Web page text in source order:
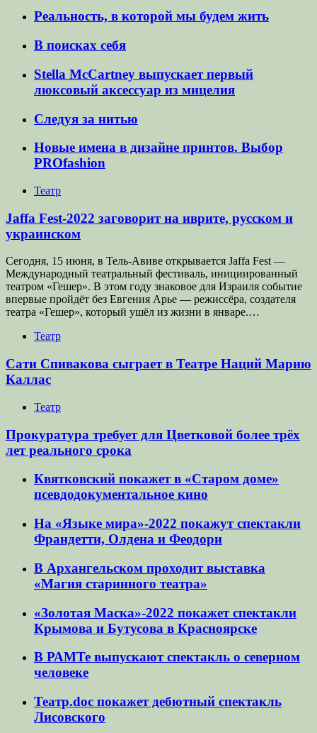
Реальность, в которой мы будем жить
В поисках себя
Stella McCartney выпускает первый
люксовый аксессуар из мицелия
Следуя за нитью
Новые имена в дизайне принтов. Выбор
PROfashion
Театр
Jaffa Fest-2022 заговорит на иврите, русском и
украинском
Сегодня, 15 июня, в Тель-Авиве открывается Jaffa Fest —
Международный театральный фестиваль, инициированный
театром «Гешер». В этом году знаковое для Израиля событие
впервые пройдёт без Евгения Арье — режиссёра, создателя
театра «Гешер», который ушёл из жизни в январе.…
Театр
Сати Спивакова сыграет в Театре Наций Марию
Каллас
Театр
Прокуратура требует для Цветковой более трёх
лет реального срока
Квятковский покажет в «Старом доме»
псевдодокументальное кино
На «Языке мира»-2022 покажут спектакли
Франдетти, Олдена и Феодори
В Архангельском проходит выставка
«Магия старинного театра»
«Золотая Маска»-2022 покажет спектакли
Крымова и Бутусова в Красноярске
В РАМТе выпускают спектакль о северном
человеке
Театр.doc покажет дебютный спектакль
Лисовского